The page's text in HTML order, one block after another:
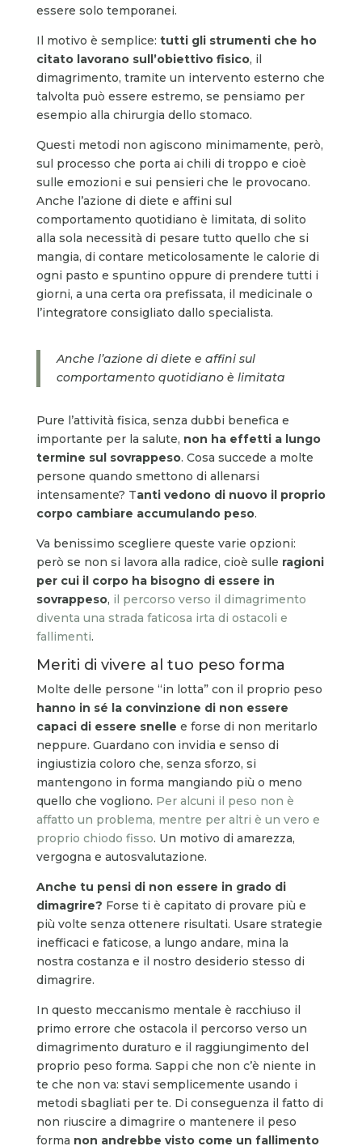
essere solo temporanei.
Il motivo è semplice: tutti gli strumenti che ho
citato lavorano sull’obiettivo fisico, il
dimagrimento, tramite un intervento esterno che
talvolta può essere estremo, se pensiamo per
esempio alla chirurgia dello stomaco.
Questi metodi non agiscono minimamente, però,
sul processo che porta ai chili di troppo e cioè
sulle emozioni e sui pensieri che le provocano.
Anche l’azione di diete e affini sul
comportamento quotidiano è limitata, di solito
alla sola necessità di pesare tutto quello che si
mangia, di contare meticolosamente le calorie di
ogni pasto e spuntino oppure di prendere tutti i
giorni, a una certa ora prefissata, il medicinale o
l’integratore consigliato dallo specialista.
Anche l’azione di diete e affini sul
comportamento quotidiano è limitata
Pure l’attività fisica, senza dubbi benefica e
importante per la salute, non ha effetti a lungo
termine sul sovrappeso. Cosa succede a molte
persone quando smettono di allenarsi
intensamente? Tanti vedono di nuovo il proprio
corpo cambiare accumulando peso.
Va benissimo scegliere queste varie opzioni:
però se non si lavora alla radice, cioè sulle ragioni
per cui il corpo ha bisogno di essere in
sovrappeso, il percorso verso il dimagrimento
diventa una strada faticosa irta di ostacoli e
fallimenti.
Meriti di vivere al tuo peso forma
Molte delle persone “in lotta” con il proprio peso
hanno in sé la convinzione di non essere
capaci di essere snelle e forse di non meritarlo
neppure. Guardano con invidia e senso di
ingiustizia coloro che, senza sforzo, si
mantengono in forma mangiando più o meno
quello che vogliono. Per alcuni il peso non è
affatto un problema, mentre per altri è un vero e
proprio chiodo fisso. Un motivo di amarezza,
vergogna e autosvalutazione.
Anche tu pensi di non essere in grado di
dimagrire? Forse ti è capitato di provare più e
più volte senza ottenere risultati. Usare strategie
inefficaci e faticose, a lungo andare, mina la
nostra costanza e il nostro desiderio stesso di
dimagrire.
In questo meccanismo mentale è racchiuso il
primo errore che ostacola il percorso verso un
dimagrimento duraturo e il raggiungimento del
proprio peso forma. Sappi che non c’è niente in
te che non va: stavi semplicemente usando i
metodi sbagliati per te. Di conseguenza il fatto di
non riuscire a dimagrire o mantenere il peso
forma non andrebbe visto come un fallimento